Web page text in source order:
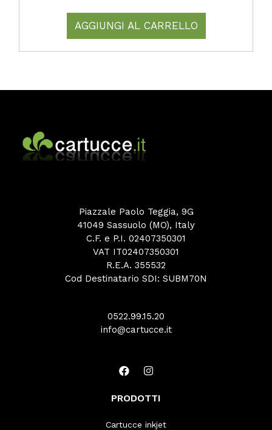
AGGIUNGI AL CARRELLO
Piazzale Paolo Teggia, 9G
41049 Sassuolo (MO), Italy
C.F. e P.I. 02407350301
VAT IT02407350301
R.E.A. 355532
Cod Destinatario SDI: SUBM70N
0522.99.15.20
info@cartucce.it
PRODOTTI
Cartucce inkjet